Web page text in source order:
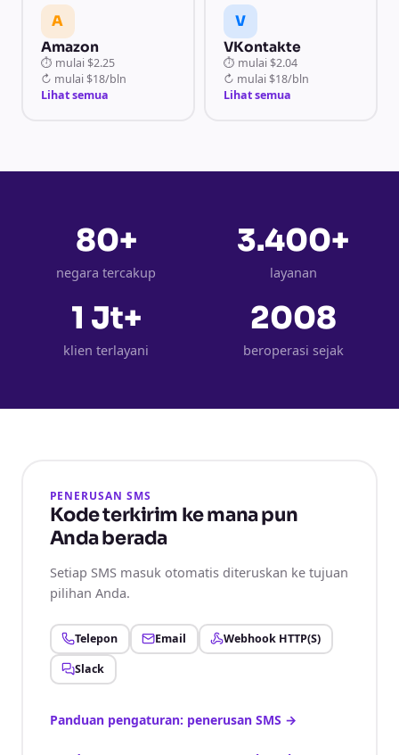
A
Amazon
⏱ mulai $2.25
↻ mulai $18/bln
Lihat semua
V
VKontakte
⏱ mulai $2.04
↻ mulai $18/bln
Lihat semua
80+
negara tercakup
3.400+
layanan
1 Jt+
klien terlayani
2008
beroperasi sejak
PENERUSAN SMS
Kode terkirim ke mana pun
Anda berada
Setiap SMS masuk otomatis diteruskan ke tujuan
pilihan Anda.
Telepon Email
Webhook HTTP(S)
Slack
Panduan pengaturan: penerusan SMS →